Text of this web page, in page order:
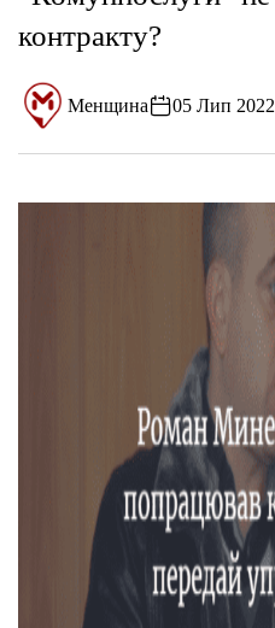
контракту?
Менщина 05 Лип